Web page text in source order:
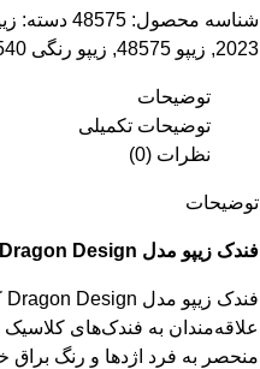
شناسه محصول:48575 دسته:
2023
, زیپو 48575 , زیپو رنگی 540 رنگ
توضیحات
توضیحات تکمیلی
نظرات (0)
توضیحات
فندک زیپو مدل Dragon Design کد 48575
علاقه‌مندان به فندک‌های
منحصر به فرد اژدها و رنگ براق